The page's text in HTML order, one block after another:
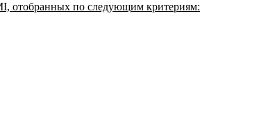
отобранных по следующим критериям: